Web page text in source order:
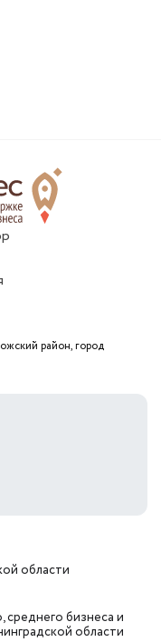
район, город
области
бизнеса и
области